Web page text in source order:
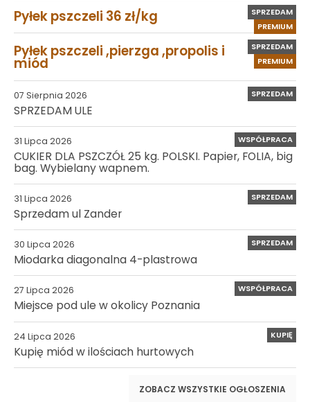
PREMIUM
SPRZEDAM
Pyłek pszczeli 36 zł/kg
PREMIUM
SPRZEDAM
Pyłek pszczeli ,pierzga ,propolis i
miód
07 Sierpnia 2026 SPRZEDAM
SPRZEDAM ULE
31 Lipca 2026 WSPÓŁPRACA
CUKIER DLA PSZCZÓŁ 25 kg. POLSKI. Papier, FOLIA, big
bag. Wybielany wapnem.
31 Lipca 2026 SPRZEDAM
Sprzedam ul Zander
30 Lipca 2026 SPRZEDAM
Miodarka diagonalna 4-plastrowa
27 Lipca 2026 WSPÓŁPRACA
Miejsce pod ule w okolicy Poznania
24 Lipca 2026 KUPIĘ
Kupię miód w ilościach hurtowych
ZOBACZ WSZYSTKIE OGŁOSZENIA